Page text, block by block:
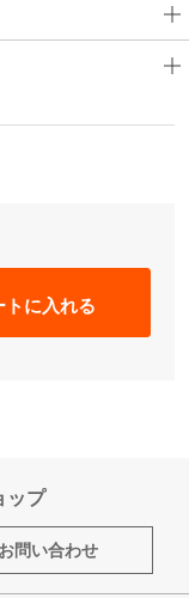
トに入れる
ップ
お問い合わせ